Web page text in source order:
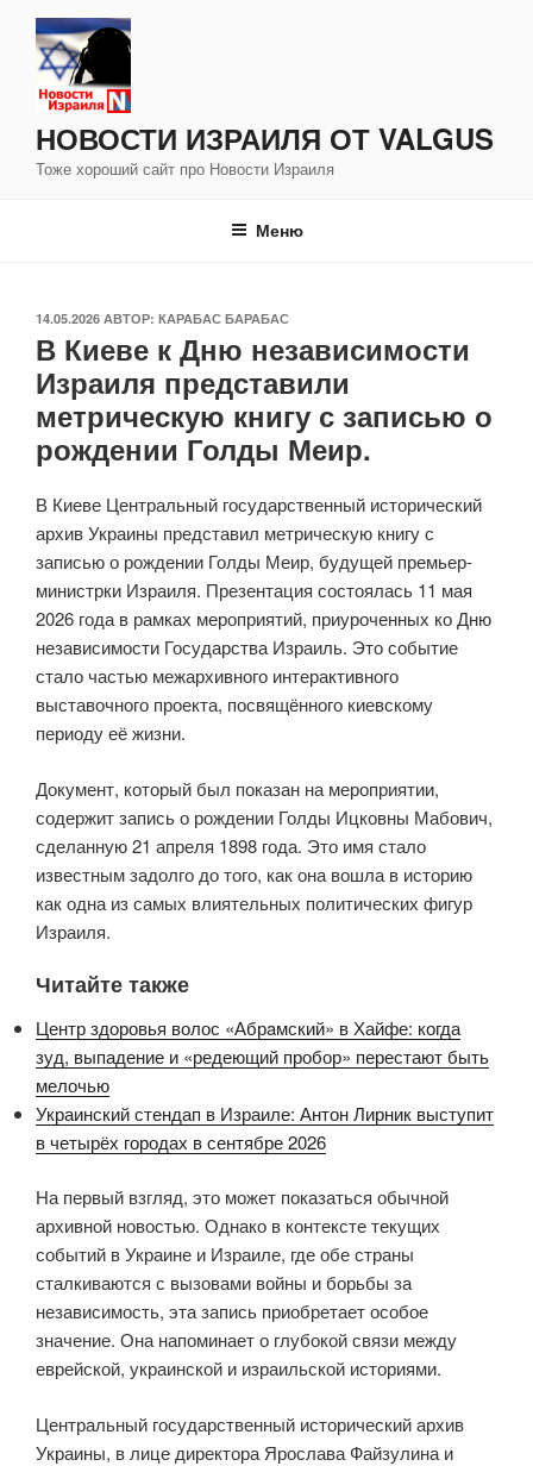
Перейти
содержимому
НОВОСТИ ИЗРАИЛЯ ОТ VALGUS
Тоже хороший сайт про Новости Израиля
Меню
ОПУБЛИКОВАНО
14.05.2026 АВТОР: КАРАБАС БАРАБАС
В Киеве к Дню независимости
Израиля представили
метрическую книгу с записью о
рождении Голды Меир.
В Киеве Центральный государственный исторический
архив Украины представил метрическую книгу с
записью о рождении Голды Меир, будущей премьер-
министрки Израиля. Презентация состоялась 11 мая
2026 года в рамках мероприятий, приуроченных ко Дню
независимости Государства Израиль. Это событие
стало частью межархивного интерактивного
выставочного проекта, посвящённого киевскому
периоду её жизни.
Документ, который был показан на мероприятии,
содержит запись о рождении Голды Ицковны Мабович,
сделанную 21 апреля 1898 года. Это имя стало
известным задолго до того, как она вошла в историю
как одна из самых влиятельных политических фигур
Израиля.
Читайте также
Центр здоровья волос «Абрaмский» в Хайфе: когда
зуд, выпадение и «редеющий пробор» перестают быть
мелочью
Украинский стендап в Израиле: Антон Лирник выступит
в четырёх городах в сентябре 2026
На первый взгляд, это может показаться обычной
архивной новостью. Однако в контексте текущих
событий в Украине и Израиле, где обе страны
сталкиваются с вызовами войны и борьбы за
независимость, эта запись приобретает особое
значение. Она напоминает о глубокой связи между
еврейской, украинской и израильской историями.
Центральный государственный исторический архив
Украины, в лице директора Ярослава Файзулина и